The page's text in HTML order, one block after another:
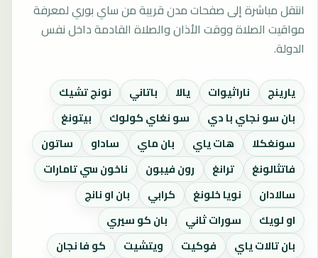
انتقل مباشرة إلى صفحات مدن قريبة من ساي بوري لمعرفة
مواقيت الصلاة ووقت الأذان والصلاة القادمة داخل نفس
الدولة.
يارينج ناراثيوات يالا باتاني
نونج تشيك
بان سو نجاي با دي
سو نغاي كولوك
بيتونغ
سونغكلا
هات ياي بان ماي ساداو
ساتون
فاتثالونغ
ترانغ رون فيبون
ناخون سي تامارات
سالادان
نويا خلونغ كرابي
بان او نانج
او لويك
سورات ثاني
بان كو سيري
بان تالات ياي
فوكيت ويتشيت
كو فا نجان